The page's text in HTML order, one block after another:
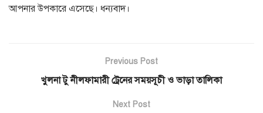
আপনার উপকারে এসেছে। ধন্যবাদ।
Previous Post
খুলনা টু নীলফামারী ট্রেনের সময়সূচী ও ভাড়া তালিকা
Next Post